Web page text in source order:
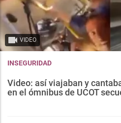
VIDEO
INSEGURIDAD
Video: así viajaban y
en el ómnibus de UCOT